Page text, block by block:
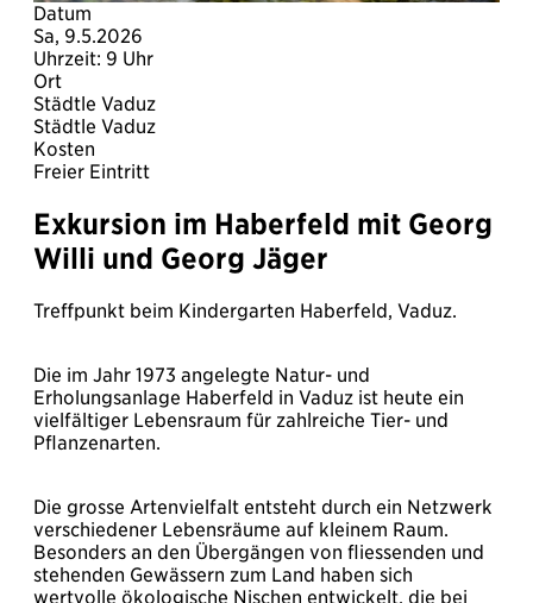
Datum
Sa, 9.5.2026
Uhrzeit: 9 Uhr
Ort
Städtle Vaduz
Städtle Vaduz
Kosten
Freier Eintritt
Exkursion im Haberfeld mit Georg
Willi und Georg Jäger
Treffpunkt beim Kindergarten Haberfeld, Vaduz.
Die im Jahr 1973 angelegte Natur- und
Erholungsanlage Haberfeld in Vaduz ist heute ein
vielfältiger Lebensraum für zahlreiche Tier- und
Pflanzenarten.
Die grosse Artenvielfalt entsteht durch ein Netzwerk
verschiedener Lebensräume auf kleinem Raum.
Besonders an den Übergängen von fliessenden und
stehenden Gewässern zum Land haben sich
wertvolle ökologische Nischen entwickelt, die bei